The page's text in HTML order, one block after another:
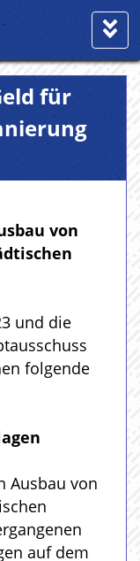
für
von
und die
folgende
Ausbau von
auf dem